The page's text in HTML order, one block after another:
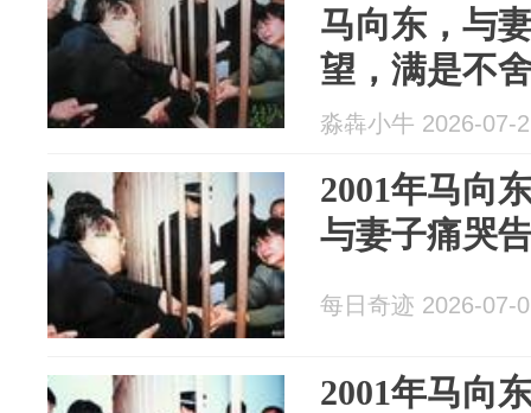
马向东，与
望，满是不
淼犇小牛 2026-07-
2001年马向
与妻子痛哭
每日奇迹 2026-07-
2001年马向